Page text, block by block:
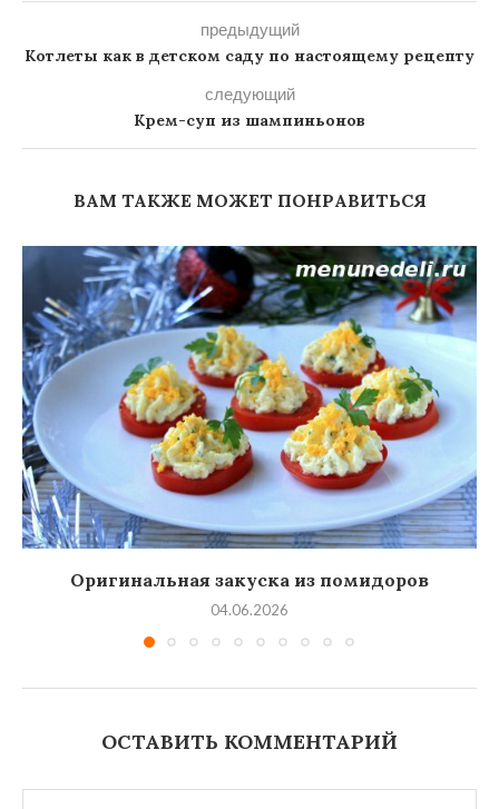
предыдущий
Котлеты как в детском саду по настоящему рецепту
следующий
Крем-суп из шампиньонов
ВАМ ТАКЖЕ МОЖЕТ ПОНРАВИТЬСЯ
Оригинальная закуска из помидоров
04.06.2026
ОСТАВИТЬ КОММЕНТАРИЙ